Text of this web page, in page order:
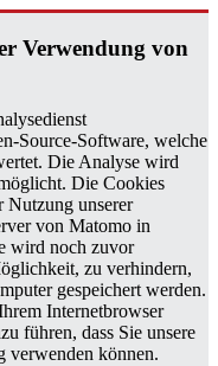
Ver­wen­dung von
Source-Software, welche
Die Analyse wird
Die Cookies
Nutzung unserer
von Matomo in
wird noch zuvor
zu verhindern,
gespeichert werden.
Internetbrowser
führen, dass Sie unsere
verwenden können.